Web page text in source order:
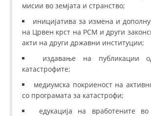
мисии во земјата и странство;
иницијатива за измена и
на Црвен крст на РСМ и други
акти на други државни институции;
издавање на публикации
катастрофите;
медиумска покриеност на
со програмата за катастрофи;
едукација на вработените